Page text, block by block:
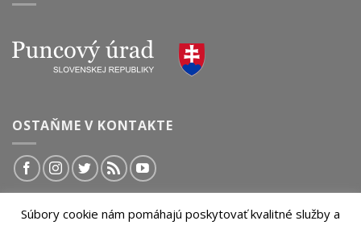
OSTAŇME V KONTAKTE
Súbory cookie nám pomáhajú poskytovať kvalitné služby a